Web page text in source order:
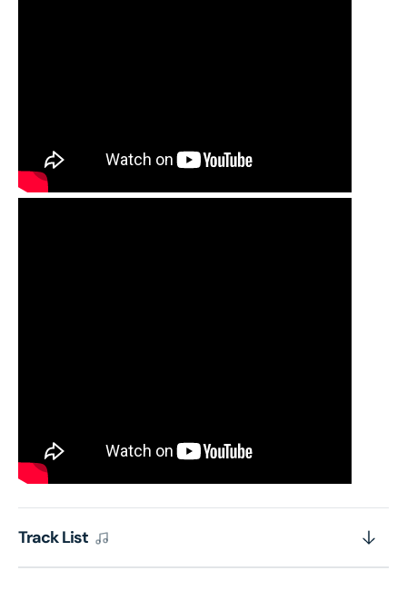
Track List